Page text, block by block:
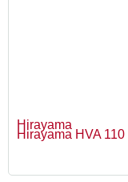
Hirayama
Hirayama HVA 110